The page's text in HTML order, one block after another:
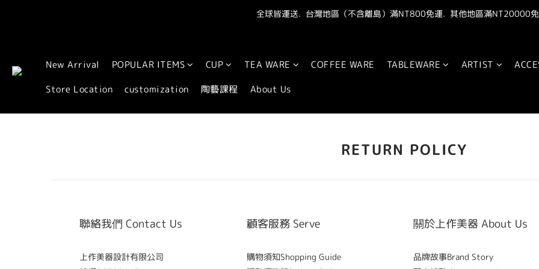
"點我" 加官方LINE最新優惠抽獎資訊
全球皆運送.  台灣地區（不含離島）滿NT800免運.  其他地區滿NT20000
New Arrival POPULAR ITEMS CUP TEA WARE COFFEE WARE TABLEWARE ARTIST
Store Location
customization 陶藝課程 About Us
RETURN POLICY
聯絡我們 Contact Us
上作美器設計有限公司
顧客服務 Serve
購物須知Shopping Guide
關於上作美器 About Us
品牌故事Brand Story